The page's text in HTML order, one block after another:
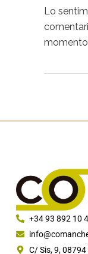
Lo
+34 93 892 10
C/ Sis, 9,